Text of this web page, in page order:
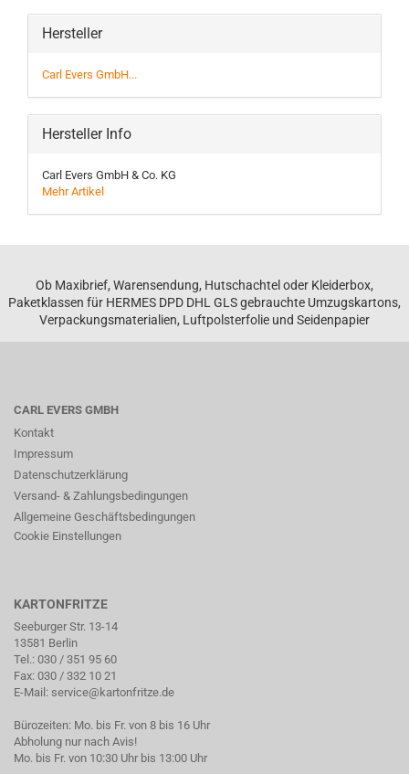
Hersteller
Carl Evers GmbH...
Hersteller Info
Carl Evers GmbH & Co. KG
Mehr Artikel
Ob Maxibrief, Warensendung, Hutschachtel oder Kleiderbox,
Paketklassen für HERMES DPD DHL GLS gebrauchte Umzugskartons,
Verpackungsmaterialien, Luftpolsterfolie und Seidenpapier
CARL EVERS GMBH
Kontakt
Impressum
Datenschutzerklärung
Versand- & Zahlungsbedingungen
Allgemeine Geschäftsbedingungen
Cookie Einstellungen
KARTONFRITZE
Seeburger Str. 13-14
13581 Berlin
Tel.: 030 / 351 95 60
Fax: 030 / 332 10 21
E-Mail: service@kartonfritze.de
Bürozeiten: Mo. bis Fr. von 8 bis 16 Uhr
Abholung nur nach Avis!
Mo. bis Fr. von 10:30 Uhr bis 13:00 Uhr